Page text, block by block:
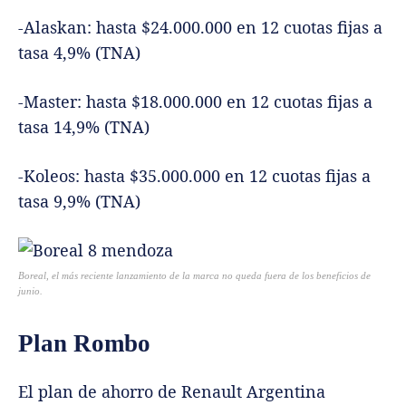
-Alaskan: hasta $24.000.000 en 12 cuotas fijas a
tasa 4,9% (TNA)
-Master: hasta $18.000.000 en 12 cuotas fijas a
tasa 14,9% (TNA)
-Koleos: hasta $35.000.000 en 12 cuotas fijas a
tasa 9,9% (TNA)
Boreal, el más reciente lanzamiento de la marca no queda fuera de los beneficios de
junio.
Plan Rombo
El plan de ahorro de Renault Argentina